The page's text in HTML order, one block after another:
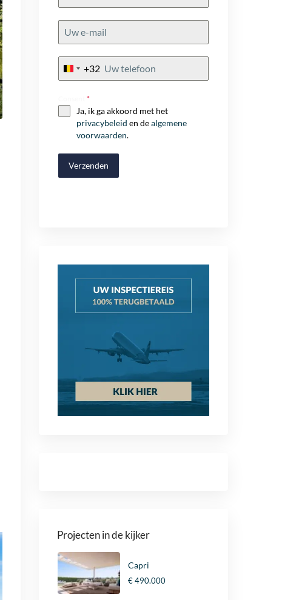
Belgium
+32
*
Ja, ik ga akkoord met het
privacybeleid en dealgemene
voorwaarden.
Verzenden
Projecten in de kijker
Capri
€ 490.000